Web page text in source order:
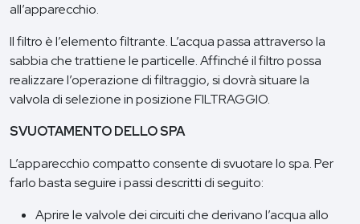
all’apparecchio.
Il filtro è l’elemento filtrante. L’acqua passa attraverso la
sabbia che trattiene le particelle. Affinché il filtro possa
realizzare l’operazione di filtraggio, si dovrà situare la
valvola di selezione in posizione FILTRAGGIO.
SVUOTAMENTO DELLO SPA
L’apparecchio compatto consente di svuotare lo spa. Per
farlo basta seguire i passi descritti di seguito:
Aprire le valvole dei circuiti che derivano l’acqua allo